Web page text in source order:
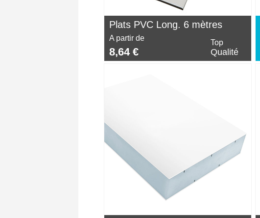
Plats PVC Long. 6 mètres
A partir de
8,64 €
Top
Qualité